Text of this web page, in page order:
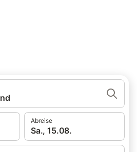
Abreise
Sa., 15.08.